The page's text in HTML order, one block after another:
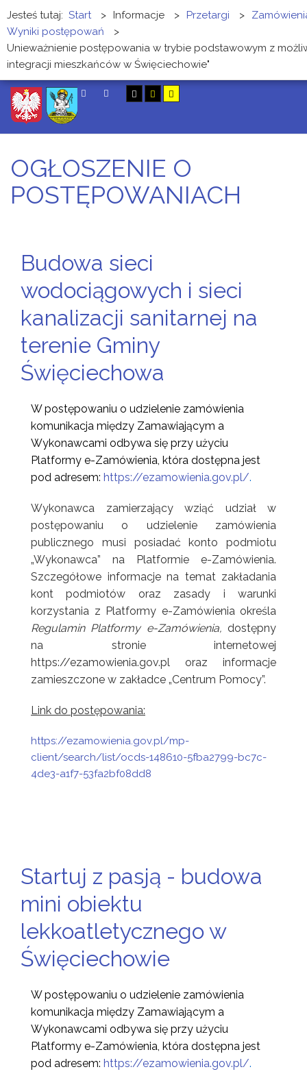
Jesteś tutaj: Start > Informacje > Przetargi >
Wyniki postępowań
>
Unieważnienie postępowania w trybie podstawowym z
integracji mieszkańców w Święciechowie"
OGŁOSZENIE O
POSTĘPOWANIACH
Budowa sieci
wodociągowych i sieci
kanalizacji sanitarnej na
terenie Gminy
Święciechowa
W postępowaniu o udzielenie zamówienia
komunikacja między Zamawiającym a
Wykonawcami odbywa się przy użyciu
Platformy e-Zamówienia, która dostępna jest
pod adresem: https://ezamowienia.gov.pl/.
Wykonawca zamierzający wziąć udział w
postępowaniu o udzielenie zamówienia
publicznego musi posiadać konto podmiotu
„Wykonawca” na Platformie e-Zamówienia.
Szczegółowe informacje na temat zakładania
kont podmiotów oraz zasady i warunki
korzystania z Platformy e-Zamówienia określa
Regulamin Platformy e-Zamówienia, dostępny
na stronie internetowej
https://ezamowienia.gov.pl oraz informacje
zamieszczone w zakładce „Centrum Pomocy”.
Link do postępowania:
https://ezamowienia.gov.pl/mp-
client/search/list/ocds-148610-5fba2799-bc7c-
4de3-a1f7-53fa2bf08dd8
Startuj z pasją - budowa
mini obiektu
lekkoatletycznego w
Święciechowie
W postępowaniu o udzielenie zamówienia
komunikacja między Zamawiającym a
Wykonawcami odbywa się przy użyciu
Platformy e-Zamówienia, która dostępna jest
pod adresem: https://ezamowienia.gov.pl/.